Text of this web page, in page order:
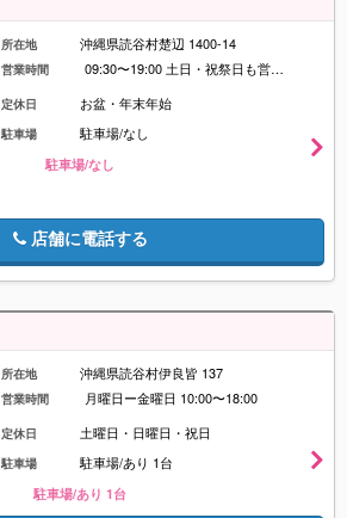
所在地 沖縄県読谷村楚辺 1400-14
営業時間 09:30〜19:00 土日・祝祭日も営業しております。内覧等のご要望はお気軽にご連絡くださいませ。
定休日 お盆・年末年始
駐車場 駐車場/なし
駐車場/なし
店舗に電話する
所在地 沖縄県読谷村伊良皆 137
営業時間 月曜日ー金曜日 10:00〜18:00
定休日 土曜日・日曜日・祝日
駐車場 駐車場/あり 1台
駐車場/あり 1台